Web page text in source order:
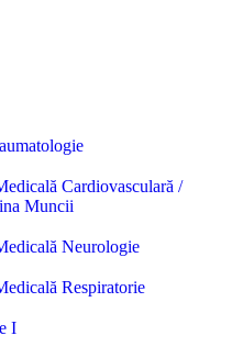
Cardiovasculară /
Muncii
Neurologie
Respiratorie
I